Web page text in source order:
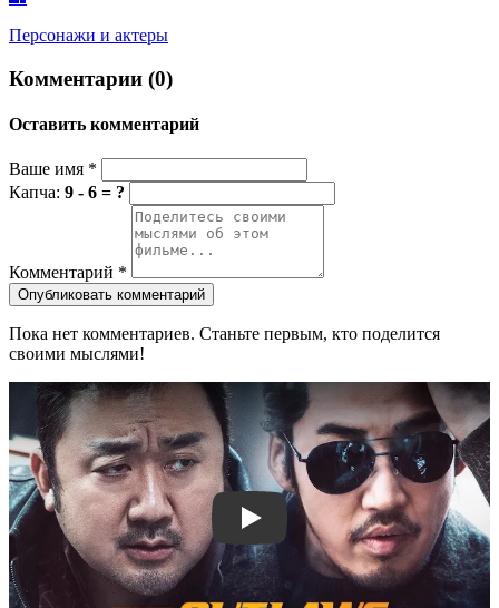
Персонажи и актеры
Комментарии (0)
Оставить комментарий
Ваше имя *
Капча: 9 - 6 = ?
Комментарий *
Опубликовать комментарий
Пока нет комментариев. Станьте первым, кто поделится
своими мыслями!
Смотреть трейлер